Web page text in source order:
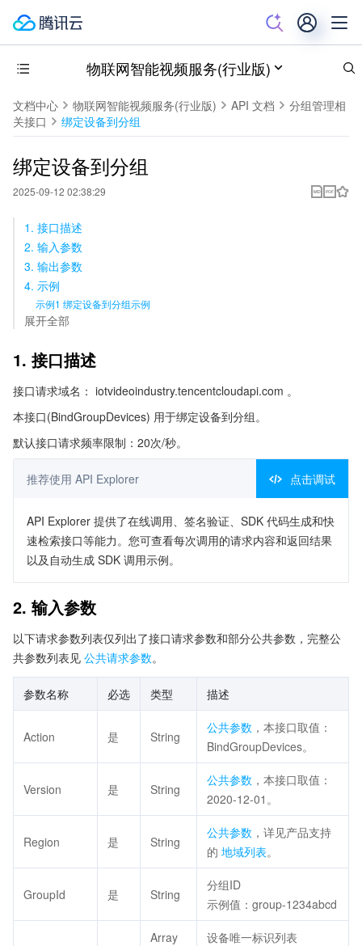
物联网智能视频服务(行业版)
文档中心 物联网智能视频服务(行业版) API 文档
分组管理相
关接口
绑定设备到分组
绑定设备到分组
2025-09-12 02:38:29
1. 接口描述
2. 输入参数
3. 输出参数
4. 示例
示例1 绑定设备到分组示例
展开全部
1. 接口描述
接口请求域名： iotvideoindustry.tencentcloudapi.com 。
本接口(BindGroupDevices) 用于绑定设备到分组。
默认接口请求频率限制：20次/秒。
推荐使用 API Explorer 点击调试
API Explorer 提供了在线调用、签名验证、SDK 代码生成和快
速检索接口等能力。您可查看每次调用的请求内容和返回结果
以及自动生成 SDK 调用示例。
2. 输入参数
以下请求参数列表仅列出了接口请求参数和部分公共参数，完整公
共参数列表见 公共请求参数。
参数名称 必选 类型 描述
Action 是 String
公共参数 ，本接口取值：
BindGroupDevices。
Version 是 String
公共参数 ，本接口取值：
2020-12-01。
Region 是 String
公共参数 ，详见产品支持
的 地域列表。
GroupId 是 String
分组ID
示例值：group-1234abcd
Array
设备唯一标识列表